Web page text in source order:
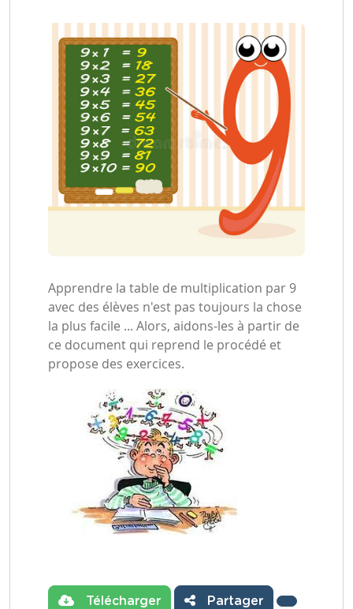
Apprendre la table de multiplication par 9
avec des élèves n'est pas toujours la chose
la plus facile ... Alors, aidons-les à partir de
ce document qui reprend le procédé et
propose des exercices.
Télécharger Partager